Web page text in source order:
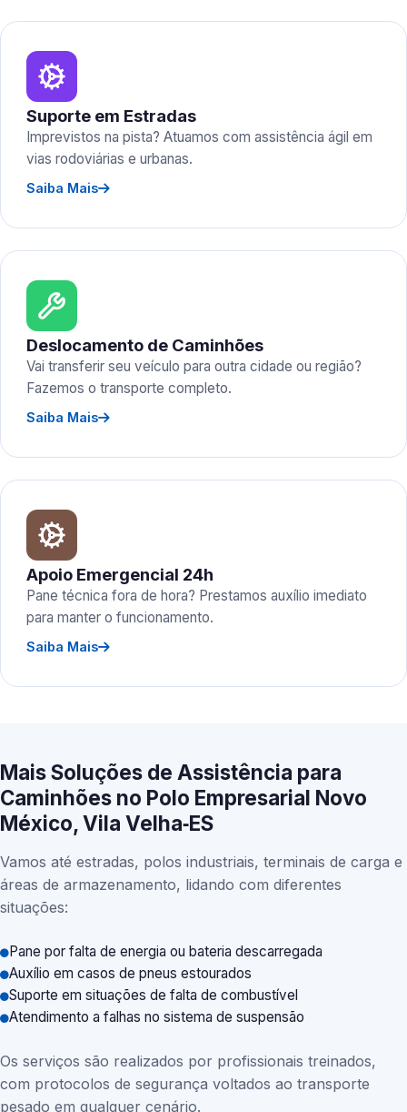
Suporte em Estradas
Imprevistos na pista? Atuamos com assistência ágil em
vias rodoviárias e urbanas.
Saiba Mais
Deslocamento de Caminhões
Vai transferir seu veículo para outra cidade ou região?
Fazemos o transporte completo.
Saiba Mais
Apoio Emergencial 24h
Pane técnica fora de hora? Prestamos auxílio imediato
para manter o funcionamento.
Saiba Mais
Mais Soluções de Assistência para
Caminhões no Polo Empresarial Novo
México, Vila Velha‑ES
Vamos até estradas, polos industriais, terminais de carga e
áreas de armazenamento, lidando com diferentes
situações:
Pane por falta de energia ou bateria descarregada
Auxílio em casos de pneus estourados
Suporte em situações de falta de combustível
Atendimento a falhas no sistema de suspensão
Os serviços são realizados por profissionais treinados,
com protocolos de segurança voltados ao transporte
pesado em qualquer cenário.